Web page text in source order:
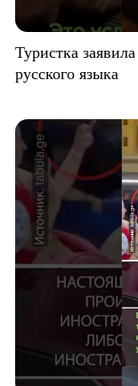
Туристка
русского языка